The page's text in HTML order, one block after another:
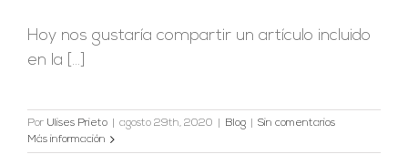
Hoy nos gustaría compartir un artículo incluido
en la [...]
Por Ulises Prieto agosto 29th, 2020 Blog
Sin comentarios
Más información